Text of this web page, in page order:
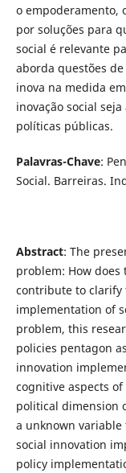
o empoderamento,
por soluções para
social é relevante
aborda questões
inova na medida
inovação social
políticas públicas.
Palavras-Chave:
Social. Barreiras.
Abstract: The
problem: How
contribute to
implementation of
problem, this
policies pentagon
innovation
cognitive aspects
political dimension
a unknown
social innovation
policy